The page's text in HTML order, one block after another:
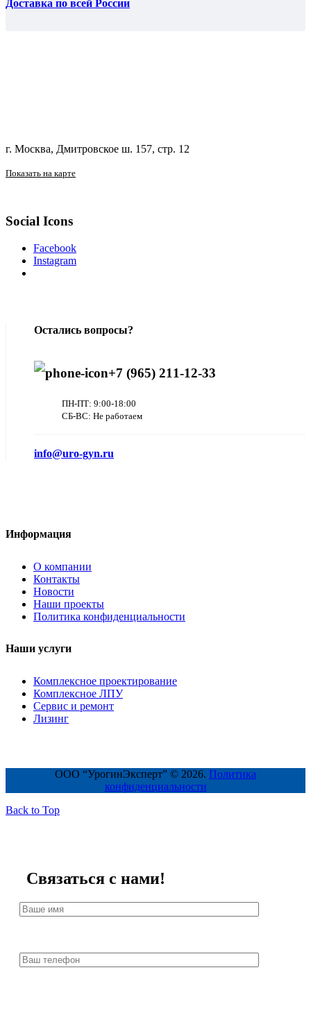
Доставка по всей России
г. Москва, Дмитровское ш. 157, стр. 12
Показать на карте
Social Icons
Facebook
Instagram
Остались вопросы?
+7 (965) 211-12-33
ПН-ПТ: 9:00-18:00
СБ-ВС: Не работаем
info@uro-gyn.ru
Информация
О компании
Контакты
Новости
Наши проекты
Политика конфиденциальности
Наши услуги
Комплексное проектирование
Комплексное ЛПУ
Сервис и ремонт
Лизинг
ООО “УрогинЭксперт” © 2026. Политика
конфиденциальности
Back to Top
Связаться с нами!